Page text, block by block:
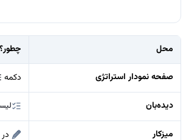
محل چطور؟
صفحه نمودار استراتژی دکمه
دیده‌بان
میزکار در